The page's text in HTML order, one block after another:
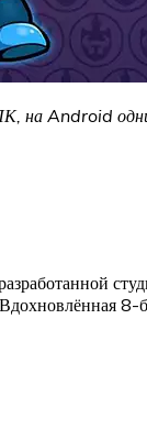
на Android
8-